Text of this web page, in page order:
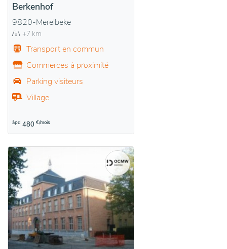
Berkenhof
9820-Merelbeke
+7 km
Transport en commun
Commerces à proximité
Parking visiteurs
Village
àpd 480 €/mois